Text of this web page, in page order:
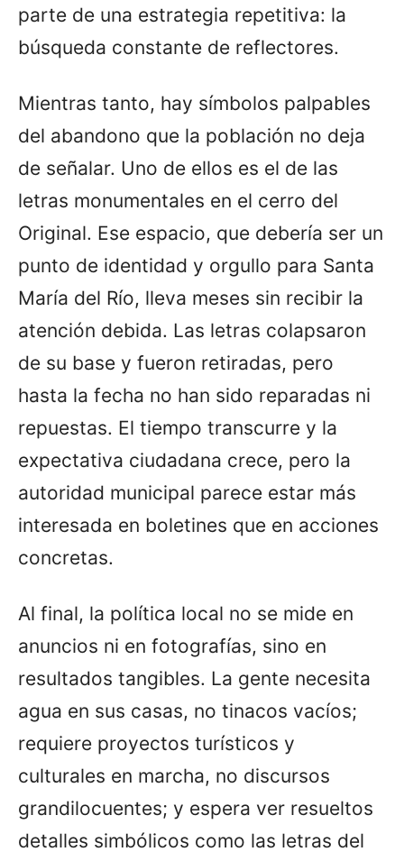
parte de una estrategia repetitiva: la
búsqueda constante de reflectores.
Mientras tanto, hay símbolos palpables
del abandono que la población no deja
de señalar. Uno de ellos es el de las
letras monumentales en el cerro del
Original. Ese espacio, que debería ser un
punto de identidad y orgullo para Santa
María del Río, lleva meses sin recibir la
atención debida. Las letras colapsaron
de su base y fueron retiradas, pero
hasta la fecha no han sido reparadas ni
repuestas. El tiempo transcurre y la
expectativa ciudadana crece, pero la
autoridad municipal parece estar más
interesada en boletines que en acciones
concretas.
Al final, la política local no se mide en
anuncios ni en fotografías, sino en
resultados tangibles. La gente necesita
agua en sus casas, no tinacos vacíos;
requiere proyectos turísticos y
culturales en marcha, no discursos
grandilocuentes; y espera ver resueltos
detalles simbólicos como las letras del